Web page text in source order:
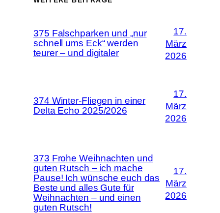
375 Falschparken und „nur
schnell ums Eck“ werden
teurer – und digitaler
17.
März
2026
374 Winter-Fliegen in einer
Delta Echo 2025/2026
17.
März
2026
373 Frohe Weihnachten und
guten Rutsch – ich mache
Pause! Ich wünsche euch das
Beste und alles Gute für
Weihnachten – und einen
guten Rutsch!
17.
März
2026